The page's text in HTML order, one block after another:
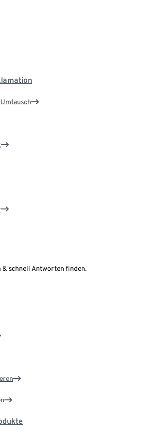
& schnell Antworten finden.